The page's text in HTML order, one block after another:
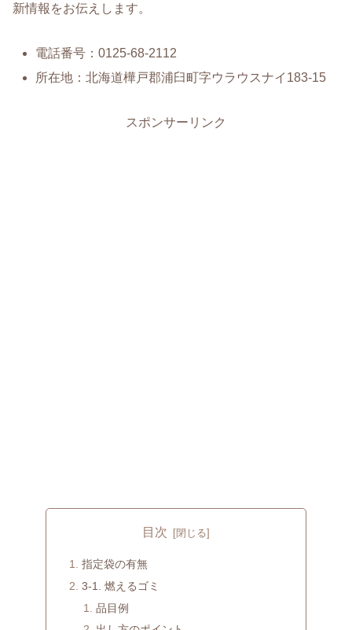
新情報をお伝えします。
電話番号：0125-68-2112
所在地：北海道樺戸郡浦臼町字ウラウスナイ183-15
スポンサーリンク
目次
指定袋の有無
3-1. 燃えるゴミ
品目例